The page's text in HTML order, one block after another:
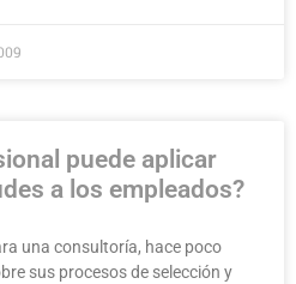
puede aplicar
a los empleados?
una consultoría, hace poco
sus procesos de selección y